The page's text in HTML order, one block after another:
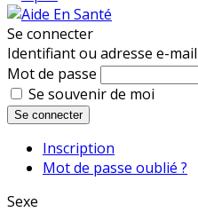
Se connecter
Identifiant ou adresse e-mail
Mot de passe
Se souvenir de moi
Se connecter
Inscription
Mot de passe oublié ?
Sexe